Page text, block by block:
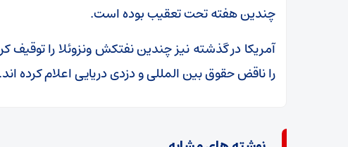
چندین هفته تحت تعقیب بوده است.
آمریکا در گذشته نیز چندین نفتکش ونزوئلا را توقیف
را ناقض حقوق بین المللی و دزدی دریایی اعلام کرده اند.